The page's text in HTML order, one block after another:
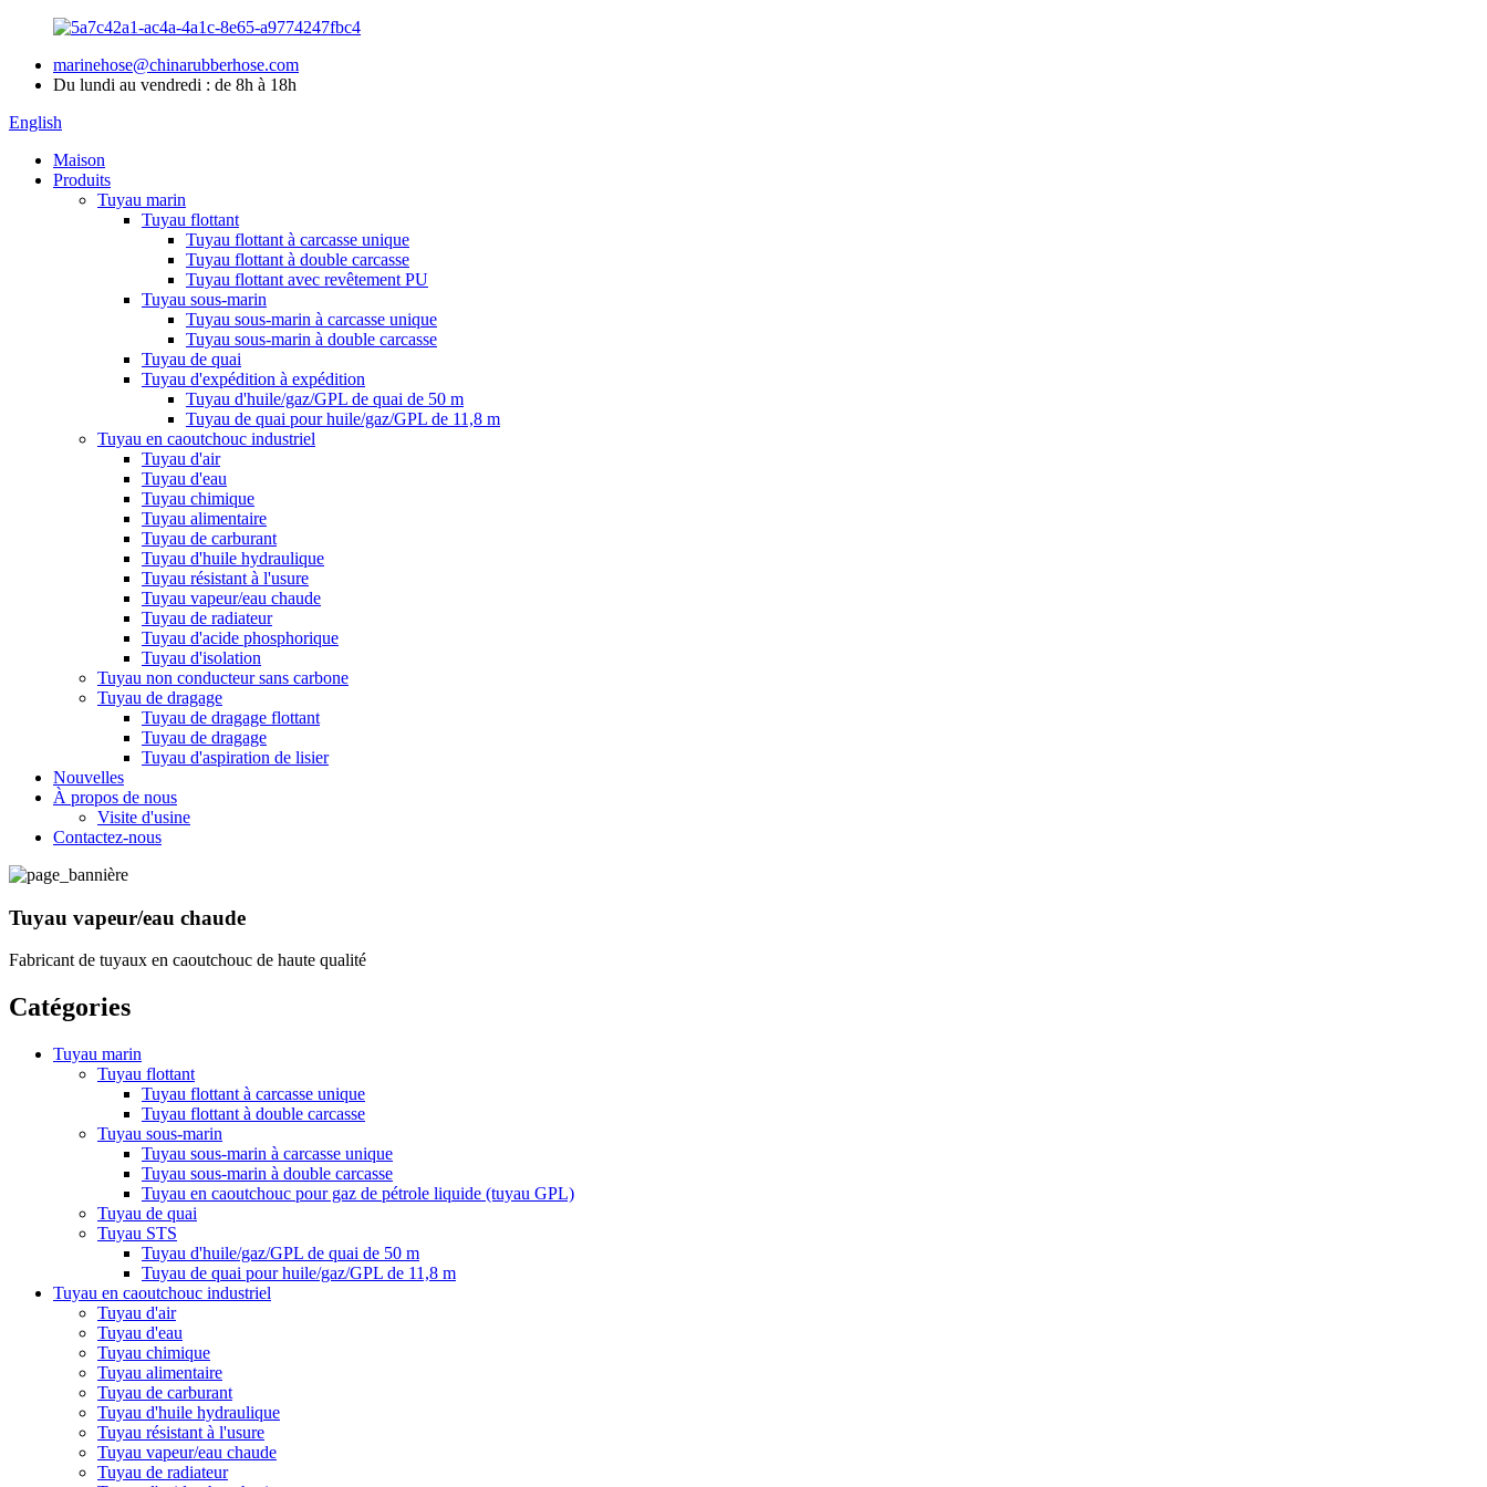
marinehose@chinarubberhose.com
Du lundi au vendredi : de 8h à 18h
English
Maison
Produits
Tuyau marin
Tuyau flottant
Tuyau flottant à carcasse unique
Tuyau flottant à double carcasse
Tuyau flottant avec revêtement PU
Tuyau sous-marin
Tuyau sous-marin à carcasse unique
Tuyau sous-marin à double carcasse
Tuyau de quai
Tuyau d'expédition à expédition
Tuyau d'huile/gaz/GPL de quai de 50 m
Tuyau de quai pour huile/gaz/GPL de 11,8 m
Tuyau en caoutchouc industriel
Tuyau d'air
Tuyau d'eau
Tuyau chimique
Tuyau alimentaire
Tuyau de carburant
Tuyau d'huile hydraulique
Tuyau résistant à l'usure
Tuyau vapeur/eau chaude
Tuyau de radiateur
Tuyau d'acide phosphorique
Tuyau d'isolation
Tuyau non conducteur sans carbone
Tuyau de dragage
Tuyau de dragage flottant
Tuyau de dragage
Tuyau d'aspiration de lisier
Nouvelles
À propos de nous
Visite d'usine
Contactez-nous
Tuyau vapeur/eau chaude
Fabricant de tuyaux en caoutchouc de haute qualité
Catégories
Tuyau marin
Tuyau flottant
Tuyau flottant à carcasse unique
Tuyau flottant à double carcasse
Tuyau sous-marin
Tuyau sous-marin à carcasse unique
Tuyau sous-marin à double carcasse
Tuyau en caoutchouc pour gaz de pétrole liquide (tuyau GPL)
Tuyau de quai
Tuyau STS
Tuyau d'huile/gaz/GPL de quai de 50 m
Tuyau de quai pour huile/gaz/GPL de 11,8 m
Tuyau en caoutchouc industriel
Tuyau d'air
Tuyau d'eau
Tuyau chimique
Tuyau alimentaire
Tuyau de carburant
Tuyau d'huile hydraulique
Tuyau résistant à l'usure
Tuyau vapeur/eau chaude
Tuyau de radiateur